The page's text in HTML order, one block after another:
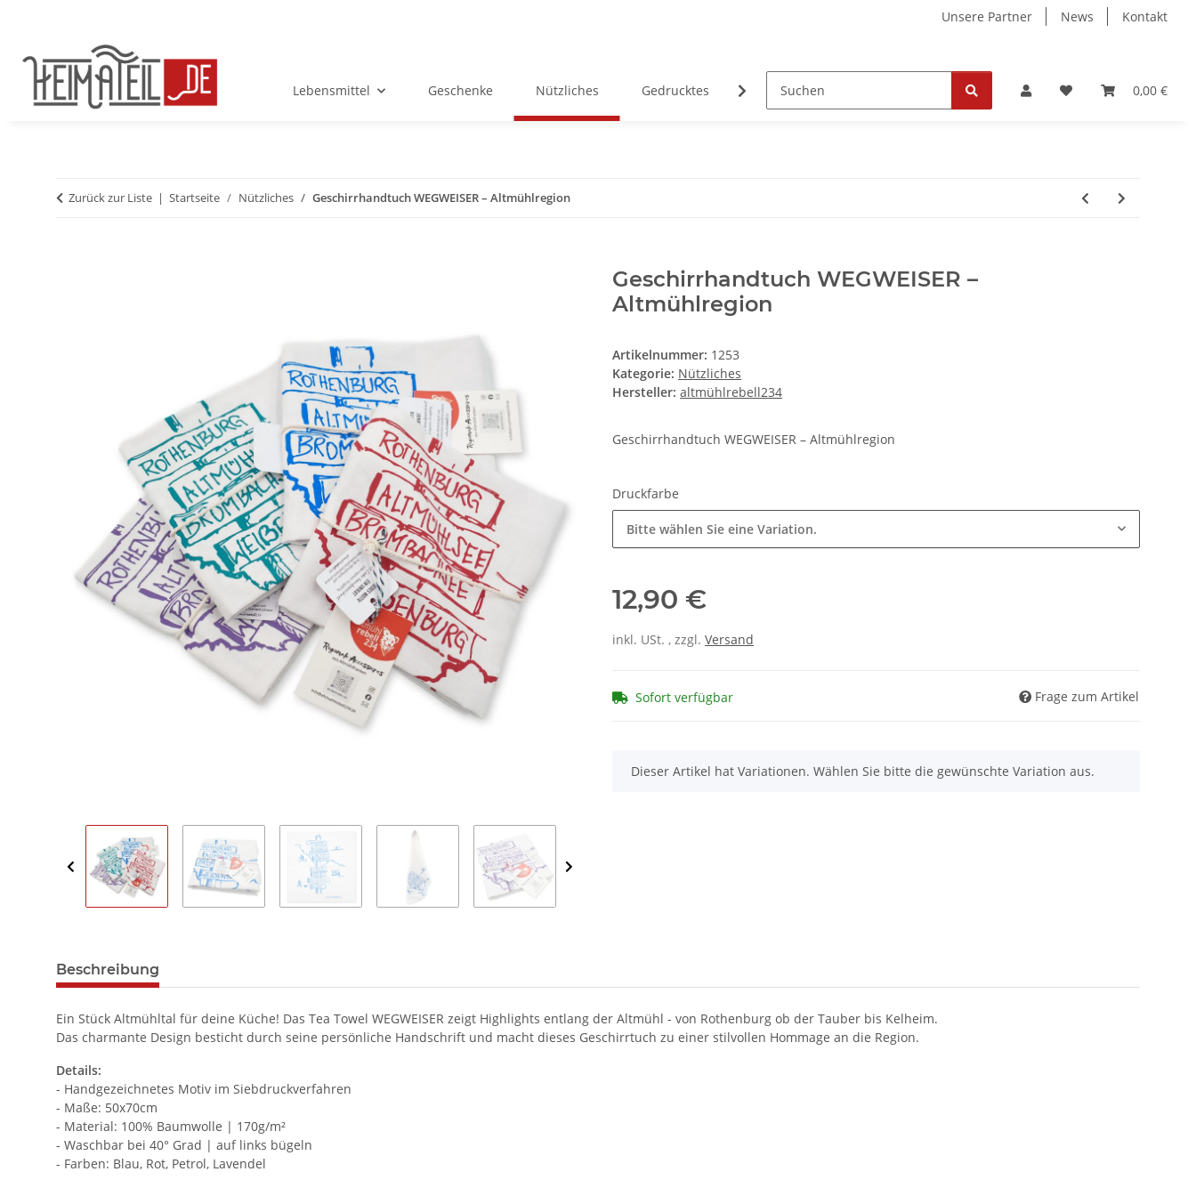
Unsere Partner News Kontakt
0,00 €
Lebensmittel Geschenke Nützliches Gedrucktes Heimatkollektion
Zurück zur Liste Startseite Nützliches Geschirrhandtuch WEGWEISER – Altmühlregion
Geschirrhandtuch WEGWEISER –
Altmühlregion
Artikelnummer: 1253
Kategorie: Nützliches
Hersteller: altmühlrebell234
Geschirrhandtuch WEGWEISER – Altmühlregion
Druckfarbe
Bitte wählen Sie eine Variation.
12,90 €
inkl. USt. , zzgl. Versand
Sofort verfügbar Frage zum Artikel
x
Dieser Artikel hat Variationen. Wählen Sie bitte die gewünschte Variation aus.
Beschreibung
Ein Stück Altmühltal für deine Küche! Das Tea Towel WEGWEISER zeigt Highlights entlang der Altmühl - von Rothenburg ob der Tauber bis Kelheim.
Das charmante Design besticht durch seine persönliche Handschrift und macht dieses Geschirrtuch zu einer stilvollen Hommage an die Region.
Details:
- Handgezeichnetes Motiv im Siebdruckverfahren
- Maße: 50x70cm
- Material: 100% Baumwolle | 170g/m²
- Waschbar bei 40° Grad | auf links bügeln
- Farben: Blau, Rot, Petrol, Lavendel